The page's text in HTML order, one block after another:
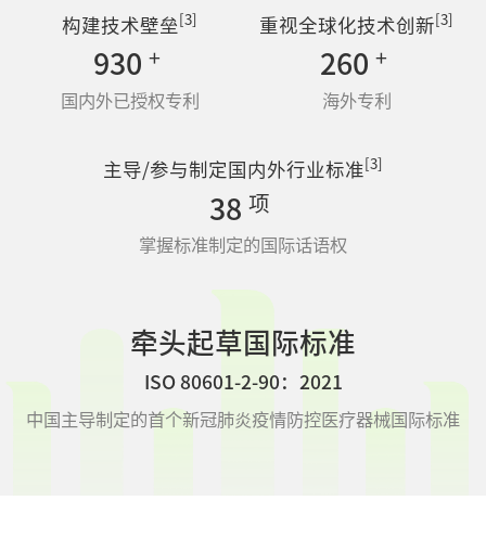
构建技术壁垒 [3]
930 +
国内外已授权专利
重视全球化技术创新 [3]
260 +
海外专利
主导/参与制定国内外行业标准 [3]
38 项
掌握标准制定的国际话语权
牵头起草国际标准
ISO 80601-2-90：2021
中国主导制定的首个新冠肺炎疫情防控医疗器械国际标准